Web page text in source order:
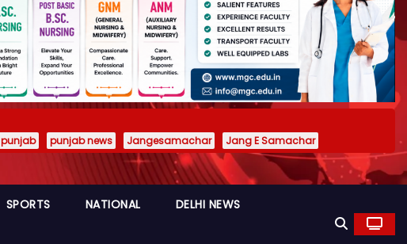
punjab punjab news Jangesamachar Jang E Samachar
SPORTS NATIONAL DELHI NEWS